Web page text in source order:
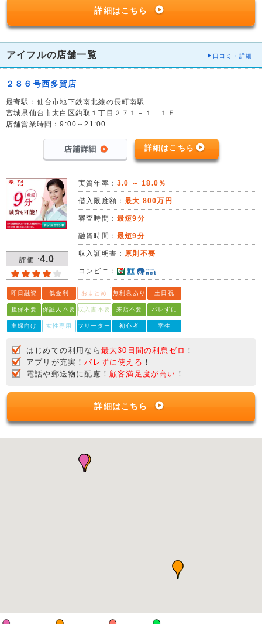
詳細はこちら
アイフルの店舗一覧 口コミ・詳細
２８６号西多賀店
最寄駅：仙台市地下鉄南北線の長町南駅
宮城県仙台市太白区鈎取１丁目２７１－１ １Ｆ
店舗営業時間：9:00～21:00
詳細はこちら
評価 :4.0
実質年率： 3.0 ～ 18.0％
借入限度額：最大 800万円
審査時間： 最短9分
融資時間： 最短9分
収入証明書： 原則不要
コンビニ：
即日融資 低金利 おまとめ 無利息あり 土日祝
担保不要 保証人不要 収入書不要 来店不要 バレずに
主婦向け 女性専用 フリーター 初心者 学生
はじめての利用なら 最大30日間の利息ゼロ ！
アプリが充実！バレずに使える ！
電話や郵送物に配慮！ 顧客満足度が高い ！
詳細はこちら